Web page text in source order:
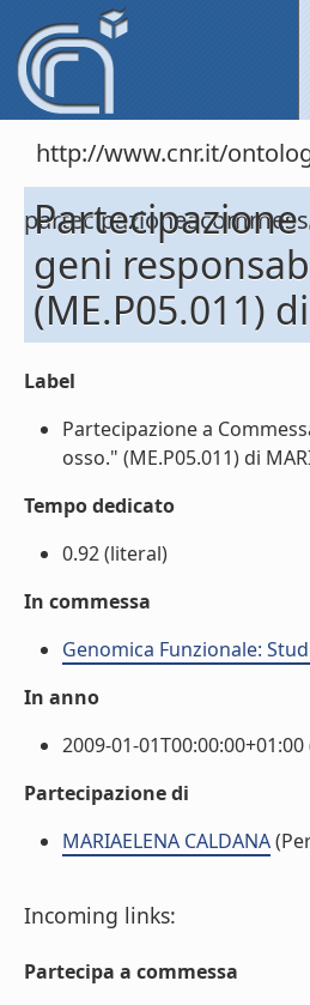
http://www.cnr.it/
geni
(ME.P05.011)
Label
Partecipazione a
osso." (ME.P05.011) di
Tempo dedicato
0.92 (literal)
In commessa
Genomica Funzionale:
In anno
2009-01-
Partecipazione di
MARIAELENA CALDANA
Incoming links:
Partecipa a commessa